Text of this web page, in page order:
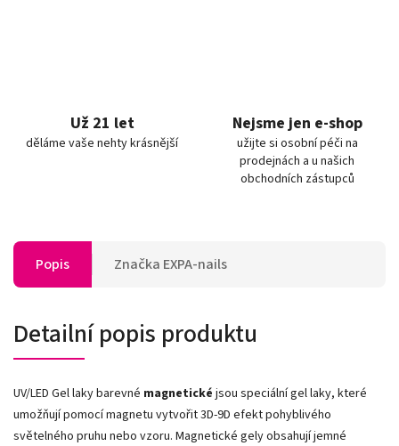
Už 21 let
děláme vaše nehty krásnější
Nejsme jen e-shop
užijte si osobní péči na
prodejnách a u našich
obchodních zástupců
Popis Značka EXPA-nails
Detailní popis produktu
UV/LED Gel laky barevné magnetické jsou speciální gel laky, které
umožňují pomocí magnetu vytvořit 3D-9D efekt pohyblivého
světelného pruhu nebo vzoru. Magnetické gely obsahují jemné